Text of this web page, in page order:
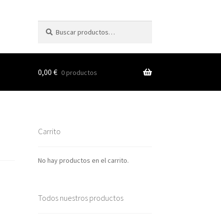
por:
0,00 € 0 productos
Carrito
No hay productos en el carrito.
Todos nuestros productos